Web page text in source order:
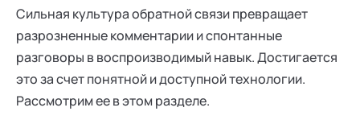
Сильная культура обратной связи превращает
разрозненные комментарии и спонтанные
разговоры в воспроизводимый навык. Достигается
это за счет понятной и доступной технологии.
Рассмотрим ее в этом разделе.